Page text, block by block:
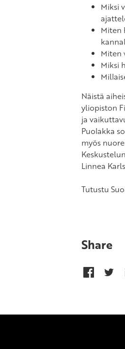
Miksi
Miten
Miten
Miksi
Näistä
yliopiston
ja
Puolakka
myös
Linnea
Tutustu
Share